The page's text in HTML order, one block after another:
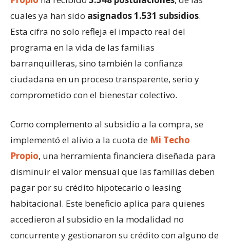
cuales ya han sido asignados 1.531 subsidios.
Esta cifra no solo refleja el impacto real del
programa en la vida de las familias
barranquilleras, sino también la confianza
ciudadana en un proceso transparente, serio y
comprometido con el bienestar colectivo.
Como complemento al subsidio a la compra, se
implementó el alivio a la cuota de Mi Techo
Propio, una herramienta financiera diseñada para
disminuir el valor mensual que las familias deben
pagar por su crédito hipotecario o leasing
habitacional. Este beneficio aplica para quienes
accedieron al subsidio en la modalidad no
concurrente y gestionaron su crédito con alguno de